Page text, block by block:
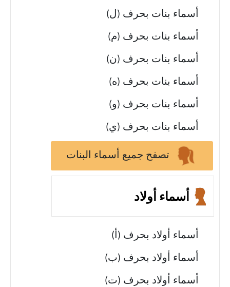
أسماء بنات بحرف (ل)
أسماء بنات بحرف (م)
أسماء بنات بحرف (ن)
أسماء بنات بحرف (ه)
أسماء بنات بحرف (و)
أسماء بنات بحرف (ي)
تصفح جميع أسماء البنات
أسماء أولاد
أسماء أولاد بحرف (أ)
أسماء أولاد بحرف (ب)
أسماء أولاد بحرف (ت)